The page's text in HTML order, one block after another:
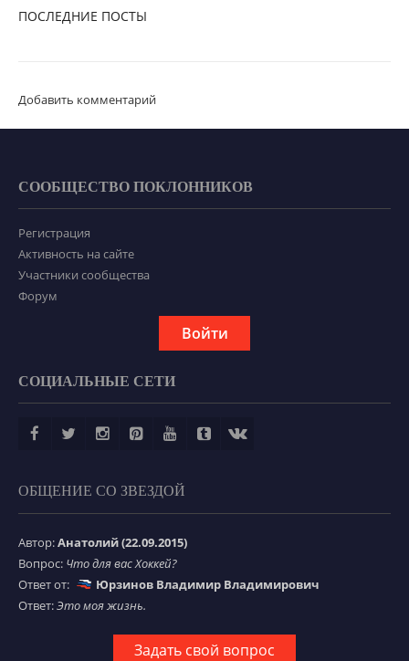
ПОСЛЕДНИЕ ПОСТЫ
Добавить комментарий
СООБЩЕСТВО ПОКЛОННИКОВ
Регистрация
Активность на сайте
Участники сообщества
Форум
Войти
СОЦИАЛЬНЫЕ СЕТИ
ОБЩЕНИЕ СО ЗВЕЗДОЙ
Автор:Анатолий (22.09.2015)
Вопрос: Что для вас Хоккей?
Ответ от:
Юрзинов Владимир Владимирович
Ответ:Это моя жизнь.
Задать свой вопрос